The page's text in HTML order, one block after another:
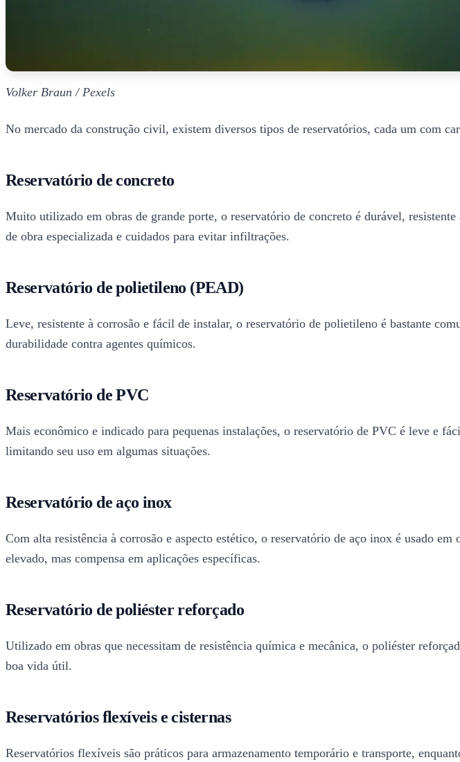
Volker Braun / Pexels
No mercado da construção civil, existem diversos tipos de reservatórios, cada um com
Reservatório de concreto
Muito utilizado em obras de grande porte, o reservatório de concreto é durável,
de obra especializada e cuidados para evitar infiltrações.
Reservatório de polietileno (PEAD)
Leve, resistente à corrosão e fácil de instalar, o reservatório de polietileno é bastante
durabilidade contra agentes químicos.
Reservatório de PVC
Mais econômico e indicado para pequenas instalações, o reservatório de PVC é leve e
limitando seu uso em algumas situações.
Reservatório de aço inox
Com alta resistência à corrosão e aspecto estético, o reservatório de aço inox é usado
elevado, mas compensa em aplicações específicas.
Reservatório de poliéster reforçado
Utilizado em obras que necessitam de resistência química e mecânica, o poliéster
boa vida útil.
Reservatórios flexíveis e cisternas
Reservatórios flexíveis são práticos para armazenamento temporário e transporte,